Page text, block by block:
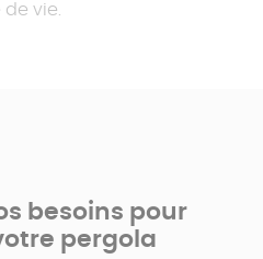
vie.
besoins pour
pergola